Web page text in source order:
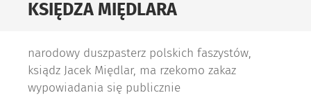
KSIĘDZA MIĘDLARA
narodowy duszpasterz polskich faszystów,
ksiądz Jacek Międlar, ma rzekomo zakaz
wypowiadania się publicznie